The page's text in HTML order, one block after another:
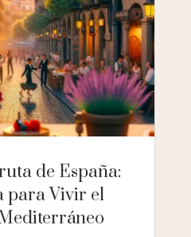
de España:
para Vivir el